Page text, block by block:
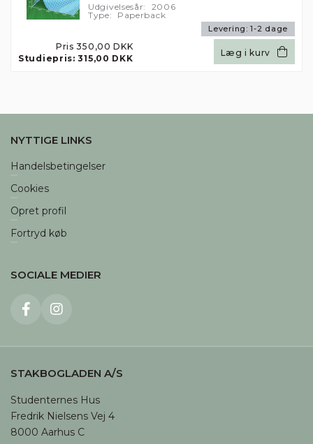
Levering: 1-2 dage
Udgivelsesår:
2006
Type:
Paperback
Pris 350,00 DKK
Studiepris: 315,00 DKK
Læg i kurv
NYTTIGE LINKS
Handelsbetingelser
Cookies
Opret profil
Fortryd køb
SOCIALE MEDIER
STAKBOGLADEN A/S
Studenternes Hus
Fredrik Nielsens Vej 4
8000 Aarhus C